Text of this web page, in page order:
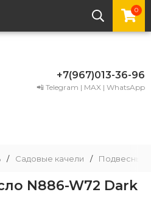
0
+7(967)013-36-96
📲 Telegram | MAX | WhatsApp
/ Садовые качели / Подвесные
N886-W72 Dark